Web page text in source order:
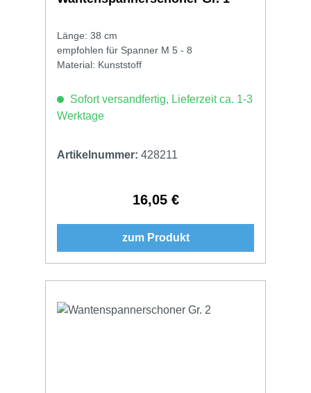
Länge: 38 cm
empfohlen für Spanner M 5 - 8
Material: Kunststoff
Sofort versandfertig, Lieferzeit ca. 1-3
Werktage
Artikelnummer: 428211
Regulärer Preis:
16,05 €
zum Produkt